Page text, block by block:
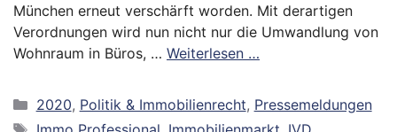
München erneut verschärft worden. Mit derartigen
Verordnungen wird nun nicht nur die Umwandlung von
Wohnraum in Büros, … Weiterlesen …
Kategorien
2020, Politik & Immobilienrecht, Pressemeldungen
Schlagwörter